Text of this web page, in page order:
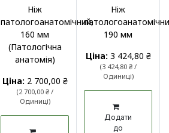
Ніж
патологоанатомічний,
160 мм
(Патологічна
анатомія)
Ціна: 2 700,00 ₴
(2 700,00 ₴ /
Одиниці)
Ніж
190 мм
Ціна: 3 424,80 ₴
(3 424,80 ₴ /
Одиниці)
Додати
до